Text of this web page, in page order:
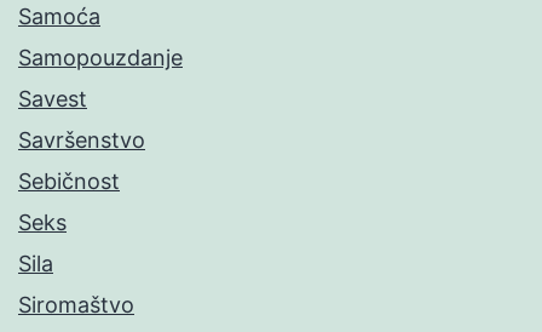
Samoća
Samopouzdanje
Savest
Savršenstvo
Sebičnost
Seks
Sila
Siromaštvo